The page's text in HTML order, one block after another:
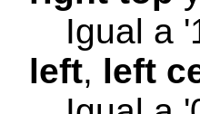
Igual a
left, left